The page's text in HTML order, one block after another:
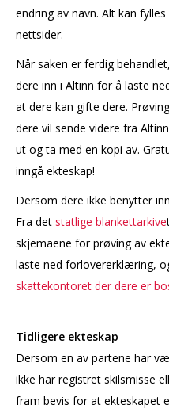
endring av navn. Alt kan
nettsider.
Når saken er ferdig
dere inn i Altinn for å laste
at dere kan gifte dere.
dere vil sende videre fra
ut og ta med en kopi av.
inngå ekteskap!
Dersom dere ikke benytter
Fra det statlige blankettarkive
skjemaene for prøving av
laste ned forlovererklæring,
skattekontoret der dere er
Tidligere ekteskap
Dersom en av partene har
ikke har registret skilsmisse
fram bevis for at ekteskapet